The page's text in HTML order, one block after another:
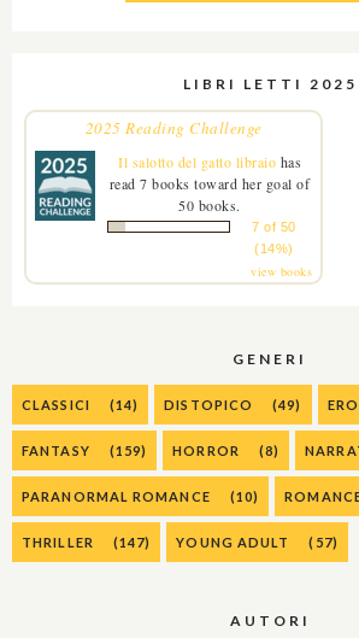
LIBRI LETTI 2025
2025 Reading Challenge
Il salotto del gatto libraio has
read 7 books toward her goal of
50 books.
7 of 50
(14%)
view books
GENERI
CLASSICI (14) DISTOPICO (49)
FANTASY (159) HORROR (8)
PARANORMAL ROMANCE (10)
THRILLER (147) YOUNG ADULT (57)
AUTORI